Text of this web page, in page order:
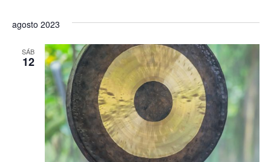
t
o
s
agosto 2023
SÁB
12